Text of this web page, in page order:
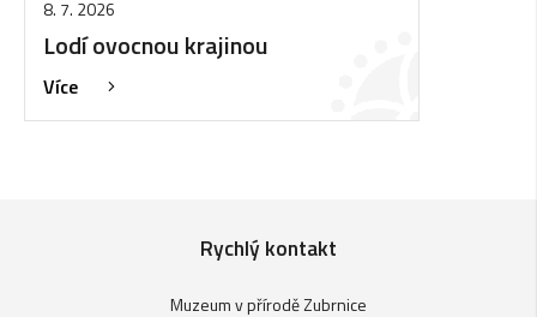
8. 7. 2026
Lodí ovocnou krajinou
Více
Rychlý kontakt
Muzeum v přírodě Zubrnice